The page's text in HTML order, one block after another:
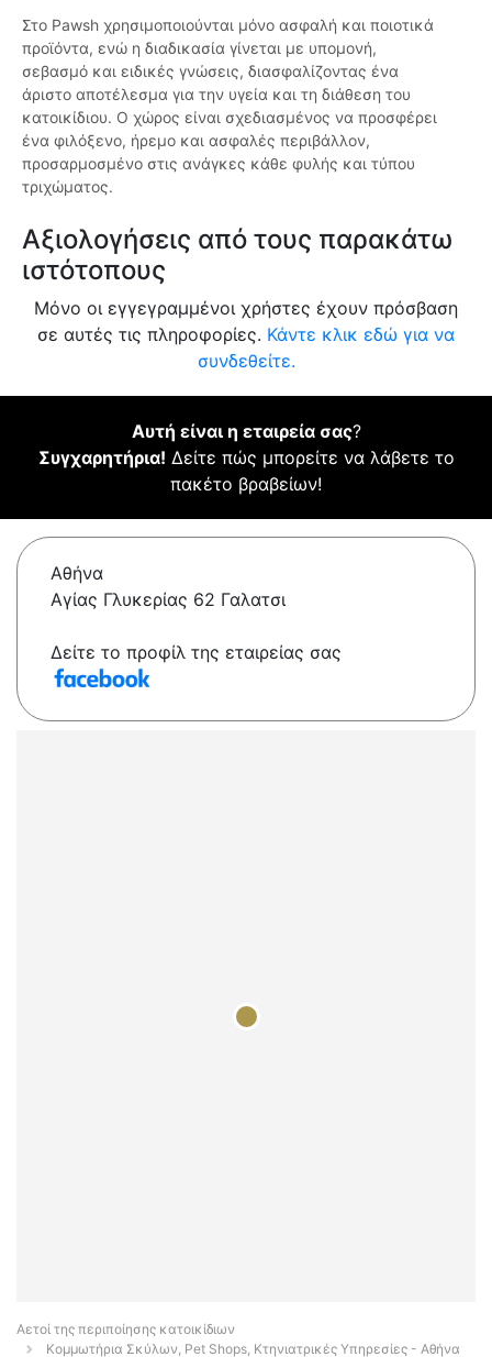
Στο Pawsh χρησιμοποιούνται μόνο ασφαλή και ποιοτικά
προϊόντα, ενώ η διαδικασία γίνεται με υπομονή,
σεβασμό και ειδικές γνώσεις, διασφαλίζοντας ένα
άριστο αποτέλεσμα για την υγεία και τη διάθεση του
κατοικίδιου. Ο χώρος είναι σχεδιασμένος να προσφέρει
ένα φιλόξενο, ήρεμο και ασφαλές περιβάλλον,
προσαρμοσμένο στις ανάγκες κάθε φυλής και τύπου
τριχώματος.
Αξιολογήσεις από τους παρακάτω
ιστότοπους
Μόνο οι εγγεγραμμένοι χρήστες έχουν πρόσβαση
σε αυτές τις πληροφορίες. Κάντε κλικ εδώ για να
συνδεθείτε.
Αυτή είναι η εταιρεία σας?
Συγχαρητήρια! Δείτε πώς μπορείτε να λάβετε το
πακέτο βραβείων!
Αθήνα
Αγίας Γλυκερίας 62 Γαλατσι
Δείτε το προφίλ της εταιρείας σας
Αετοί της περιποίησης κατοικίδιων
Κομμωτήρια Σκύλων, Pet Shops, Κτηνιατρικές Υπηρεσίες - Αθήνα